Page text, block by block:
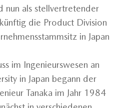
nun als stellvertretender
die Product Division
in Japan
im Ingenieurswesen an
in Japan begann der
Tanaka im Jahr 1984